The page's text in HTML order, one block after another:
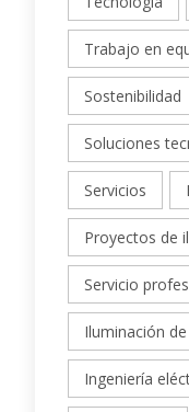
Trabajo en
Sostenibilidad
Soluciones
Servicios
Proyectos de
Servicio
Iluminación
Ingeniería